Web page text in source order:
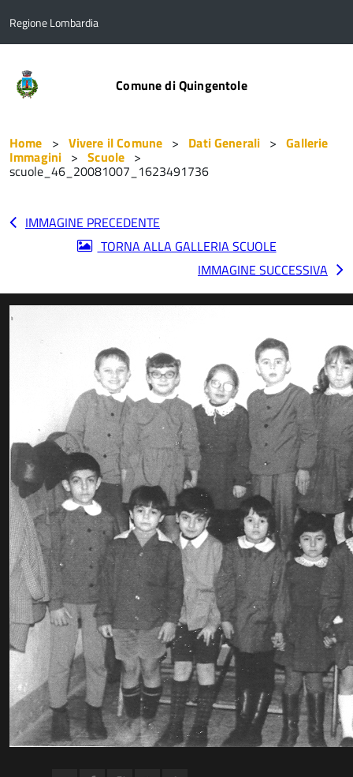
Regione Lombardia
Comune di Quingentole
Home Vivere il Comune Dati Generali Gallerie
Immagini Scuole
scuole_46_20081007_1623491736
IMMAGINE PRECEDENTE
TORNA ALLA GALLERIA SCUOLE
IMMAGINE SUCCESSIVA